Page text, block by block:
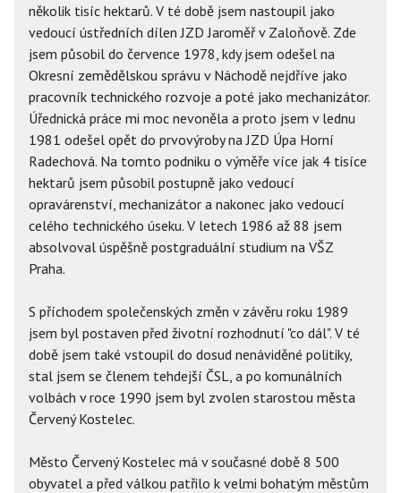
několik tisíc hektarů. V té době jsem nastoupil jako
vedoucí ústředních dílen JZD Jaroměř v Zaloňově. Zde
jsem působil do července 1978, kdy jsem odešel na
Okresní zemědělskou správu v Náchodě nejdříve jako
pracovník technického rozvoje a poté jako mechanizátor.
Úřednická práce mi moc nevoněla a proto jsem v lednu
1981 odešel opět do prvovýroby na JZD Úpa Horní
Radechová. Na tomto podniku o výměře více jak 4 tisíce
hektarů jsem působil postupně jako vedoucí
opravárenství, mechanizátor a nakonec jako vedoucí
celého technického úseku. V letech 1986 až 88 jsem
absolvoval úspěšně postgraduální studium na VŠZ
Praha.
S příchodem společenských změn v závěru roku 1989
jsem byl postaven před životní rozhodnutí "co dál". V té
době jsem také vstoupil do dosud nenáviděné politiky,
stal jsem se členem tehdejší ČSL, a po komunálních
volbách v roce 1990 jsem byl zvolen starostou města
Červený Kostelec.
Město Červený Kostelec má v současné době 8 500
obyvatel a před válkou patřilo k velmi bohatým městům